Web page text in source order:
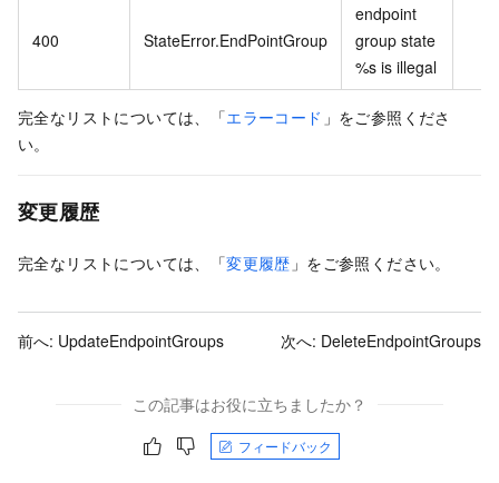
400 StateError.EndPointGroup
endpoint
group state
%s is illegal
完全なリストについては、「エラーコード 」をご参照くださ
い。
変更履歴
完全なリストについては、「変更履歴 」をご参照ください。
前へ: UpdateEndpointGroups 次へ: DeleteEndpointGroups
この記事はお役に立ちましたか？
フィードバック